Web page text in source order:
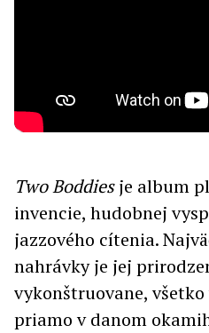
Two Boddiesje album
invencie, hudobnej
jazzového cítenia.
nahrávky je jej
vykonštruovane,
priamo v danom